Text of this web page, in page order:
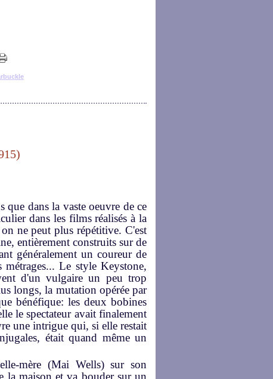
dans la vaste oeuvre de ce
dans les films réalisés à la
ne peut plus répétitive. C'est
entièrement construits sur de
généralement un coureur de
Le style Keystone,
d'un vulgaire un peu trop
longs, la mutation opérée par
bénéfique: les deux bobines
le spectateur avait finalement
une intrigue qui, si elle restait
était quand même un
mère (Mai Wells) sur son
la maison et va bouder sur un